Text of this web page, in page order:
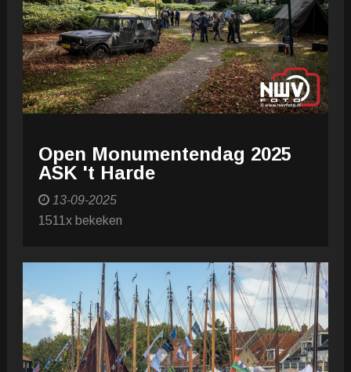
Open Monumentendag 2025
ASK 't Harde
13-09-2025
1511x bekeken